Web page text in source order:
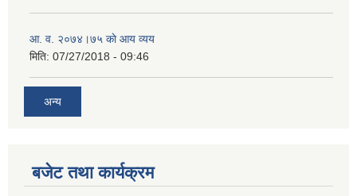
आ‍. व. २०७४।७५ काे आय व्यय
मिति: 07/27/2018 - 09:46
अन्य
बजेट तथा कार्यक्रम